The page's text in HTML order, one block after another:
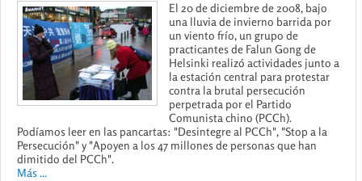
El 20 de diciembre de 2008, bajo
una lluvia de invierno barrida por
un viento frío, un grupo de
practicantes de Falun Gong de
Helsinki realizó actividades junto a
la estación central para protestar
contra la brutal persecución
perpetrada por el Partido
Comunista chino (PCCh).
Podíamos leer en las pancartas: "Desintegre al PCCh", "Stop a la
Persecución" y "Apoyen a los 47 millones de personas que han
dimitido del PCCh".
Más ...